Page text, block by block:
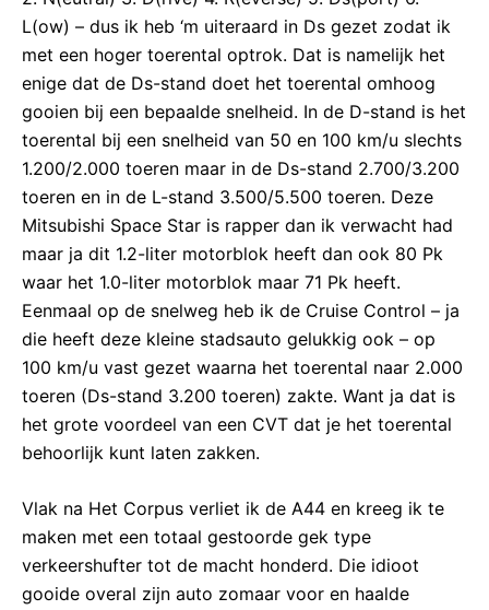
L(ow) – dus ik heb ‘m uiteraard in Ds gezet zodat ik
met een hoger toerental optrok. Dat is namelijk het
enige dat de Ds-stand doet het toerental omhoog
gooien bij een bepaalde snelheid. In de D-stand is het
toerental bij een snelheid van 50 en 100 km/u slechts
1.200/2.000 toeren maar in de Ds-stand 2.700/3.200
toeren en in de L-stand 3.500/5.500 toeren. Deze
Mitsubishi Space Star is rapper dan ik verwacht had
maar ja dit 1.2-liter motorblok heeft dan ook 80 Pk
waar het 1.0-liter motorblok maar 71 Pk heeft.
Eenmaal op de snelweg heb ik de Cruise Control – ja
die heeft deze kleine stadsauto gelukkig ook – op
100 km/u vast gezet waarna het toerental naar 2.000
toeren (Ds-stand 3.200 toeren) zakte. Want ja dat is
het grote voordeel van een CVT dat je het toerental
behoorlijk kunt laten zakken.
Vlak na Het Corpus verliet ik de A44 en kreeg ik te
maken met een totaal gestoorde gek type
verkeershufter tot de macht honderd. Die idioot
gooide overal zijn auto zomaar voor en haalde